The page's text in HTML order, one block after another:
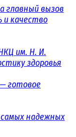
главный вызов
и качество
им. Н. И.
здоровья
готовое
надежных